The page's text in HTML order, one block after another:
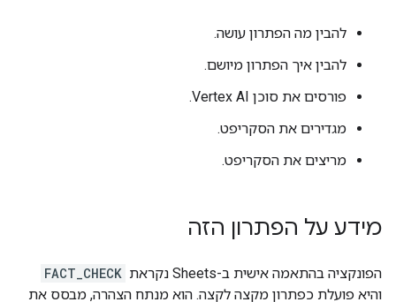
להבין מה הפתרון עושה.
להבין איך הפתרון מיושם.
פורסים את סוכן Vertex AI.
מגדירים את הסקריפט.
מריצים את הסקריפט.
מידע על הפתרון הזה
הפונקציה בהתאמה אישית ב-Sheets נקראת
FACT_CHECK
והיא פועלת כפתרון מקצה לקצה. הוא מנתח הצהרה, מבסס את